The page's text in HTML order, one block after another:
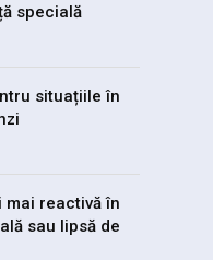
specială
situațiile în
mai reactivă în
sau lipsă de